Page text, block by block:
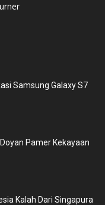
Samsung Galaxy S7
Pamer Kekayaan
Kalah Dari Singapura